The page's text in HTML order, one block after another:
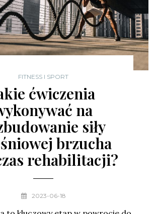
FITNESS I SPORT
ćwiczenia
na
siły
brzucha
rehabilitacji?
2023-06-18